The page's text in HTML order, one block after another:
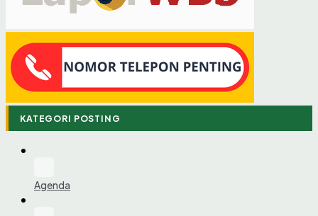
KATEGORI POSTING
Agenda